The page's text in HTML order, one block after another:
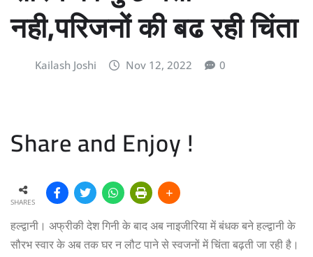
नही,परिजनों की बढ रही चिंता
Kailash Joshi Nov 12, 2022 0
Share and Enjoy !
SHARES
हल्द्वानी। अफ्रीकी देश गिनी के बाद अब नाइजीरिया में बंधक बने हल्द्वानी के
सौरभ स्वार के अब तक घर न लौट पाने से स्वजनों में चिंता बढ़ती जा रही है।